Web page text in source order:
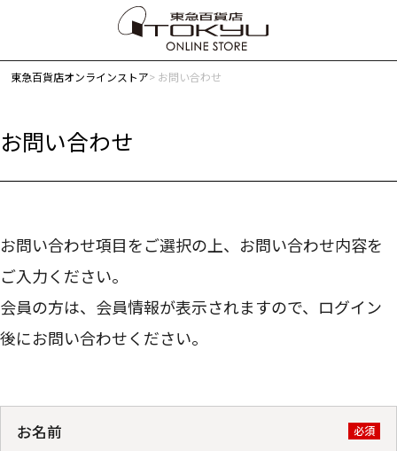
東急百貨店オンラインストア お問い合わせ
お問い合わせ
お問い合わせ項目をご選択の上、お問い合わせ内容を
ご入力ください。
会員の方は、会員情報が表示されますので、ログイン
後にお問い合わせください。
お名前 必須